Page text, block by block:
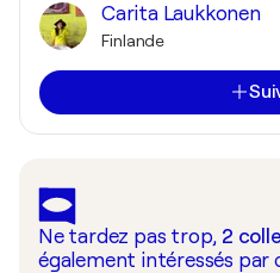
Carita Laukkonen
Finlande
Ne tardez pas trop, 2
également intéressés par